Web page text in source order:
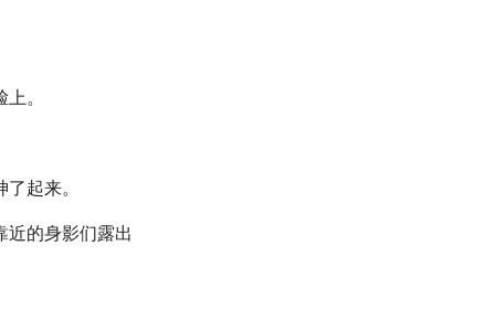
。
起来。
近的身影们露出